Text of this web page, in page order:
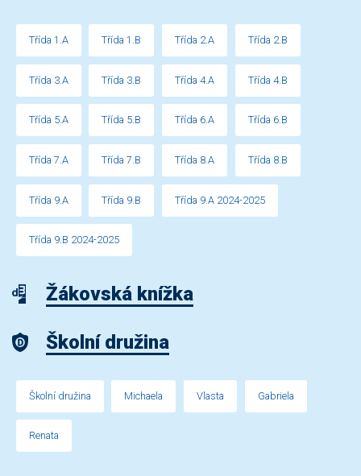
Třída 1.A Třída 1.B Třída 2.A Třída 2.B
Třída 3.A Třída 3.B Třída 4.A Třída 4.B
Třída 5.A Třída 5.B Třída 6.A Třída 6.B
Třída 7.A Třída 7.B Třída 8.A Třída 8.B
Třída 9.A Třída 9.B Třída 9.A 2024-2025
Třída 9.B 2024-2025
Žákovská knížka
Školní družina
Školní družina Michaela Vlasta Gabriela
Renata